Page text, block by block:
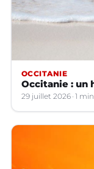
OCCITANIE
Occitanie : un
29 juillet 2026 1 min